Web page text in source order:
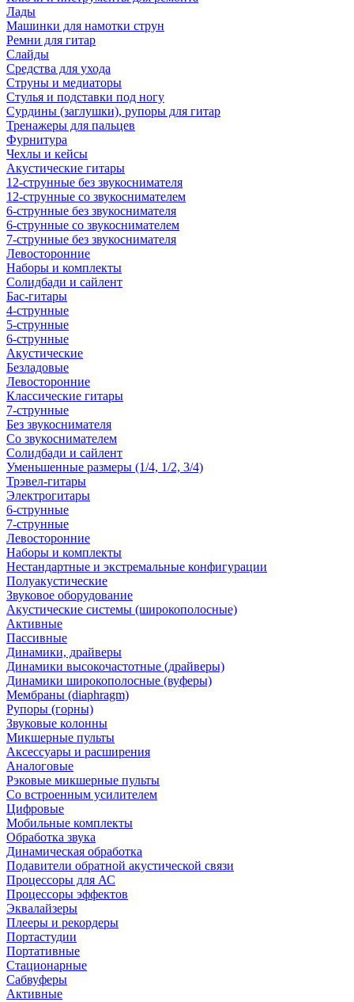
Лады
Машинки для намотки струн
Ремни для гитар
Слайды
Средства для ухода
Струны и медиаторы
Стулья и подставки под ногу
Сурдины (заглушки), рупоры для гитар
Тренажеры для пальцев
Фурнитура
Чехлы и кейсы
Акустические гитары
12-струнные без звукоснимателя
12-струнные со звукоснимателем
6-струнные без звукоснимателя
6-струнные со звукоснимателем
7-струнные без звукоснимателя
Левосторонние
Наборы и комплекты
Солидбади и сайлент
Бас-гитары
4-струнные
5-струнные
6-струнные
Акустические
Безладовые
Левосторонние
Классические гитары
7-струнные
Без звукоснимателя
Со звукоснимателем
Солидбади и сайлент
Уменьшенные размеры (1/4, 1/2, 3/4)
Трэвел-гитары
Электрогитары
6-струнные
7-струнные
Левосторонние
Наборы и комплекты
Нестандартные и экстремальные конфигурации
Полуакустические
Звуковое оборудование
Акустические системы (широкополосные)
Активные
Пассивные
Динамики, драйверы
Динамики высокочастотные (драйверы)
Динамики широкополосные (вуферы)
Мембраны (diaphragm)
Рупоры (горны)
Звуковые колонны
Микшерные пульты
Аксессуары и расширения
Аналоговые
Рэковые микшерные пульты
Со встроенным усилителем
Цифровые
Мобильные комплекты
Обработка звука
Динамическая обработка
Подавители обратной акустической связи
Процессоры для АС
Процессоры эффектов
Эквалайзеры
Плееры и рекордеры
Портастудии
Портативные
Стационарные
Сабвуферы
Активные